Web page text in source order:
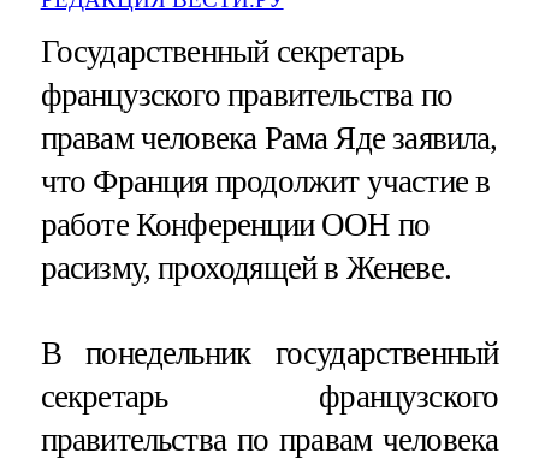
Государственный секретарь
французского правительства по
правам человека Рама Яде заявила,
что Франция продолжит участие в
работе Конференции ООН по
расизму, проходящей в Женеве.
В понедельник государственный
секретарь французского
правительства по правам человека